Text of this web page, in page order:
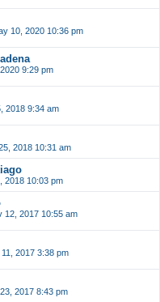
10, 2020 10:36 pm
9:29 pm
2018 9:34 am
2018 10:31 am
2018 10:03 pm
12, 2017 10:55 am
2017 3:38 pm
2017 8:43 pm